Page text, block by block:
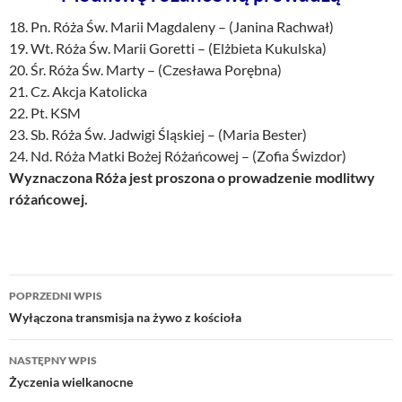
18. Pn. Róża Św. Marii Magdaleny – (Janina Rachwał)
19. Wt. Róża Św. Marii Goretti – (Elżbieta Kukulska)
20. Śr. Róża Św. Marty – (Czesława Porębna)
21. Cz. Akcja Katolicka
22. Pt. KSM
23. Sb. Róża Św. Jadwigi Śląskiej – (Maria Bester)
24. Nd. Róża Matki Bożej Różańcowej – (Zofia Świzdor)
Wyznaczona Róża jest proszona o prowadzenie modlitwy
różańcowej.
Nawigacja
wpisu
POPRZEDNI WPIS
Wyłączona transmisja na żywo z kościoła
NASTĘPNY WPIS
Życzenia wielkanocne